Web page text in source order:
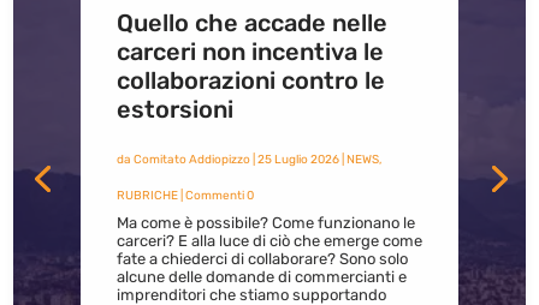
Quello che accade nelle
carceri non incentiva le
collaborazioni contro le
estorsioni
da Comitato Addiopizzo| 25 Luglio 2026| NEWS,
RUBRICHE| Commenti 0
Ma come è possibile? Come funzionano le
carceri? E alla luce di ciò che emerge come
fate a chiederci di collaborare? Sono solo
alcune delle domande di commercianti e
imprenditori che stiamo supportando